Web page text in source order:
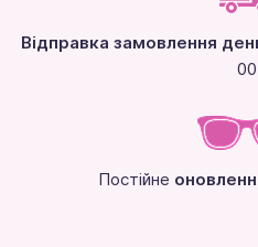
Відправка замовлення
00
Постійне